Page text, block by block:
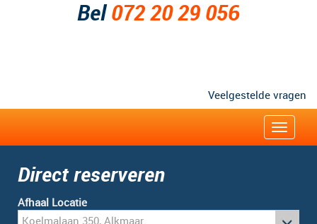
Bel072 20 29 056
Veelgestelde vragen
Toggle
Direct reserveren
Afhaal Locatie